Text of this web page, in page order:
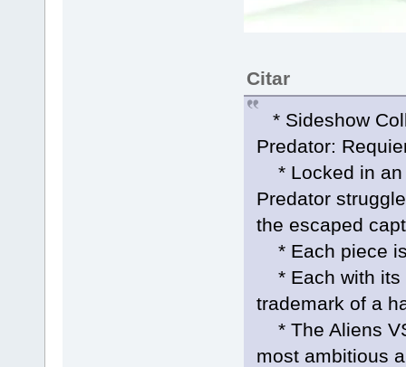
Citar
* Sideshow
Predator:
* Locked in an
Predator
the escaped
* Each piece
* Each with its
trademark of a
* The Aliens
most ambitious